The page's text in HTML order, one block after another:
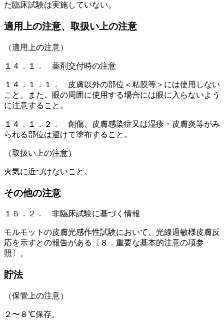
た臨床試験は実施していない。
適用上の注意、取扱い上の注意
（適用上の注意）
１４．１． 薬剤交付時の注意
１４．１．１． 皮膚以外の部位＜粘膜等＞には使用しない
こと。また、眼の周囲に使用する場合には眼に入らないよう
に注意すること。
１４．１．２． 創傷、皮膚感染症又は湿疹・皮膚炎等がみ
られる部位は避けて塗布すること。
（取扱い上の注意）
火気に近づけないこと。
その他の注意
１５．２． 非臨床試験に基づく情報
モルモットの皮膚光感作性試験において、光線過敏様皮膚反
応を示すとの報告がある〔８．重要な基本的注意の項参
照〕。
貯法
（保管上の注意）
２〜８℃保存。